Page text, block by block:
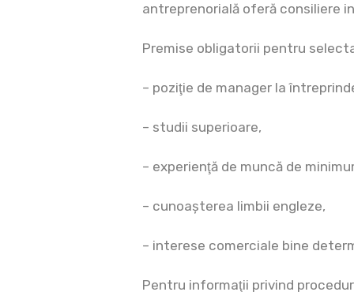
antreprenorială oferă consiliere
Premise obligatorii pentru
– poziţie de manager la
– studii superioare,
– experienţă de muncă de
– cunoașterea limbii engleze,
– interese comerciale bine
Pentru informaţii privind